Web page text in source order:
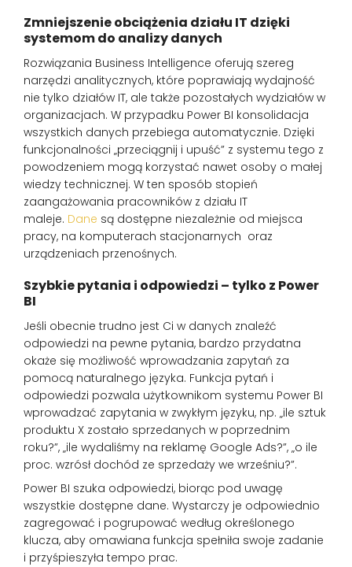
Zmniejszenie obciążenia działu IT dzięki
systemom do analizy danych
Rozwiązania Business Intelligence oferują szereg
narzędzi analitycznych, które poprawiają wydajność
nie tylko działów IT, ale także pozostałych wydziałów w
organizacjach. W przypadku Power BI konsolidacja
wszystkich danych przebiega automatycznie. Dzięki
funkcjonalności „przeciągnij i upuść” z systemu tego z
powodzeniem mogą korzystać nawet osoby o małej
wiedzy technicznej. W ten sposób stopień
zaangażowania pracowników z działu IT
maleje. Dane są dostępne niezależnie od miejsca
pracy, na komputerach stacjonarnych oraz
urządzeniach przenośnych.
Szybkie pytania i odpowiedzi – tylko z Power
BI
Jeśli obecnie trudno jest Ci w danych znaleźć
odpowiedzi na pewne pytania, bardzo przydatna
okaże się możliwość wprowadzania zapytań za
pomocą naturalnego języka. Funkcja pytań i
odpowiedzi pozwala użytkownikom systemu Power BI
wprowadzać zapytania w zwykłym języku, np. „ile sztuk
produktu X zostało sprzedanych w poprzednim
roku?”, „ile wydaliśmy na reklamę Google Ads?”, „o ile
proc. wzrósł dochód ze sprzedaży we wrześniu?”.
Power BI szuka odpowiedzi, biorąc pod uwagę
wszystkie dostępne dane. Wystarczy je odpowiednio
zagregować i pogrupować według określonego
klucza, aby omawiana funkcja spełniła swoje zadanie
i przyśpieszyła tempo prac.